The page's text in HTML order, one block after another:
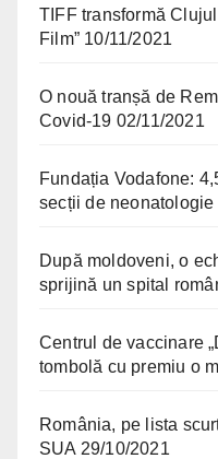
TIFF transformă
Film” 10/11/2021
O nouă tranșă de
Covid-19 02/11/2021
Fundația Vodafone:
secții de neonatologie
După moldoveni, o
sprijină un spital
Centrul de vaccinare
tombolă cu premiu o
România, pe lista
SUA 29/10/2021